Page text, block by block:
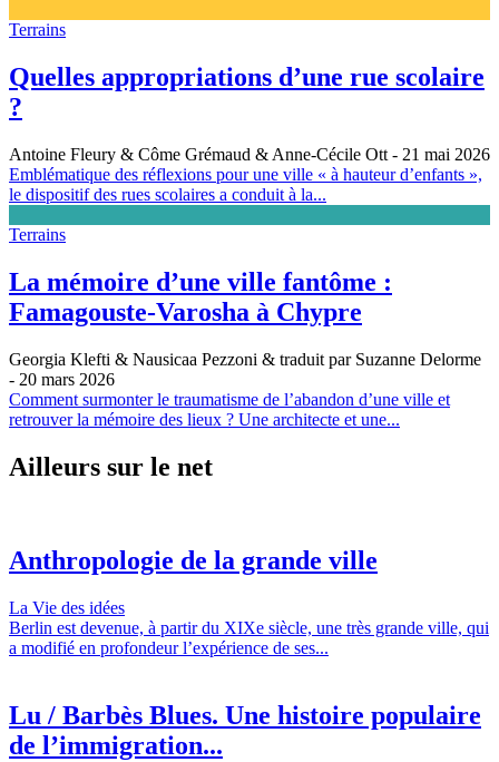
Terrains
Quelles appropriations d’une rue scolaire
?
Antoine Fleury & Côme Grémaud & Anne-Cécile Ott - 21 mai 2026
Emblématique des réflexions pour une ville « à hauteur d’enfants »,
le dispositif des rues scolaires a conduit à la...
Terrains
La mémoire d’une ville fantôme :
Famagouste-Varosha à Chypre
Georgia Klefti & Nausicaa Pezzoni & traduit par Suzanne Delorme
- 20 mars 2026
Comment surmonter le traumatisme de l’abandon d’une ville et
retrouver la mémoire des lieux ? Une architecte et une...
Ailleurs sur le net
Anthropologie de la grande ville
La Vie des idées
Berlin est devenue, à partir du XIXe siècle, une très grande ville, qui
a modifié en profondeur l’expérience de ses...
Lu / Barbès Blues. Une histoire populaire
de l’immigration...